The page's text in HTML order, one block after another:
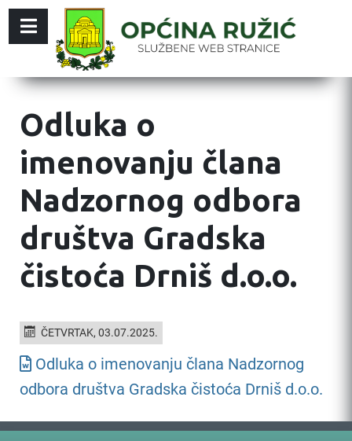
Odluka o
imenovanju člana
Nadzornog odbora
društva Gradska
čistoća Drniš d.o.o.
ČETVRTAK, 03.07.2025.
Odluka o imenovanju člana Nadzornog
odbora društva Gradska čistoća Drniš d.o.o.